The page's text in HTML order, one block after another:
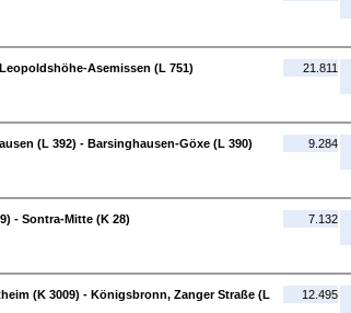
Asemissen (L 751)
21.811
(L 392) - Barsinghausen-Göxe (L 390)
9.284
- Sontra-Mitte (K 28)
7.132
(K 3009) - Königsbronn, Zanger Straße (L
12.495